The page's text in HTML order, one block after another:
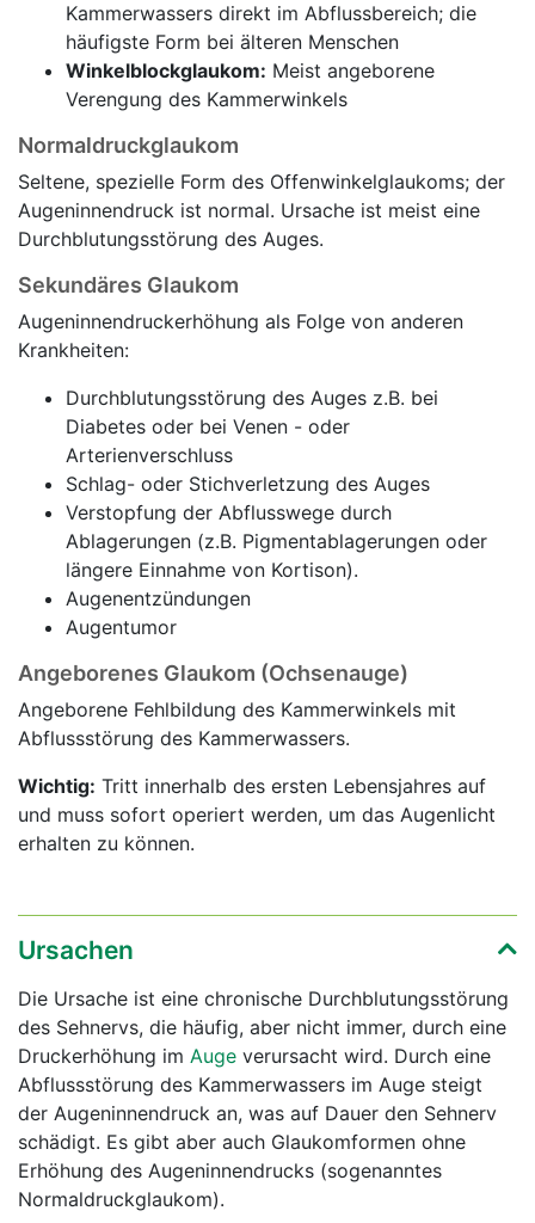
Kammerwassers direkt im Abflussbereich; die
häufigste Form bei älteren Menschen
Winkelblockglaukom: Meist angeborene
Verengung des Kammerwinkels
Normaldruckglaukom
Seltene, spezielle Form des Offenwinkelglaukoms; der
Augeninnendruck ist normal. Ursache ist meist eine
Durchblutungsstörung des Auges.
Sekundäres Glaukom
Augeninnendruckerhöhung als Folge von anderen
Krankheiten:
Durchblutungsstörung des Auges z.B. bei
Diabetes oder bei Venen - oder
Arterienverschluss
Schlag- oder Stichverletzung des Auges
Verstopfung der Abflusswege durch
Ablagerungen (z.B. Pigmentablagerungen oder
längere Einnahme von Kortison).
Augenentzündungen
Augentumor
Angeborenes Glaukom (Ochsenauge)
Angeborene Fehlbildung des Kammerwinkels mit
Abflussstörung des Kammerwassers.
Wichtig: Tritt innerhalb des ersten Lebensjahres auf
und muss sofort operiert werden, um das Augenlicht
erhalten zu können.
Ursachen
Die Ursache ist eine chronische Durchblutungsstörung
des Sehnervs, die häufig, aber nicht immer, durch eine
Druckerhöhung im Auge verursacht wird. Durch eine
Abflussstörung des Kammerwassers im Auge steigt
der Augeninnendruck an, was auf Dauer den Sehnerv
schädigt. Es gibt aber auch Glaukomformen ohne
Erhöhung des Augeninnendrucks (sogenanntes
Normaldruckglaukom).